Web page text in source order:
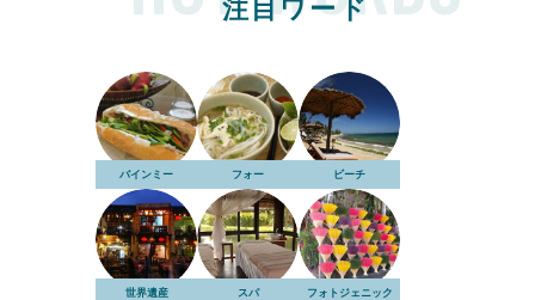
注目ワード
バインミー フォー ビーチ
世界遺産 スパ フォトジェニック